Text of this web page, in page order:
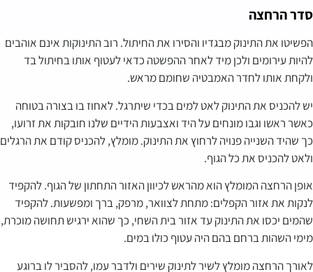
סדר הרחצה
הפשיטו את התינוק מבגדיו והסירו את החיתול. רוב התינוקות אינם אוהבים
להיות עירומים ולכן מיד לאחר ההפשטה כדאי לעטוף אותו בחיתול בד
ולקחת אותו לחדר האמבטיה שחומם מראש.
יש להכניס את התינוק לאט למים בכדי שיתרגל. לאחוז בו בצורה בטוחה
כאשר ראשו וגבו מונחים על היד ואצבעות הידיים שלנו חובקות את זרועו,
כך שהיד השנייה פנויה לרחוץ את התינוק. מומלץ, להכניס קודם את הרגלים
ולאט להכניס את כל הגוף.
אופן הרחצה המומלץ הוא מהראש לכיוון האזור התחתון של הגוף. להקפיד
לנקות את אזור הקפלים: מתחת לצוואר, מרפק, ברך ומפשעות. להקפיד
שהמים יכסו את התינוק עד אזור בית השחי, כך שהוא ירגיש תחושה מוכרת,
מימי השהות ברחם בהם היה עטוף כולו במים.
לאורך הרחצה מומלץ לשיר לתינוק שירים ולדבר עמו, להסביר לו ברוגע